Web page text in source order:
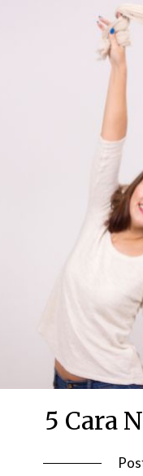
5 Cara